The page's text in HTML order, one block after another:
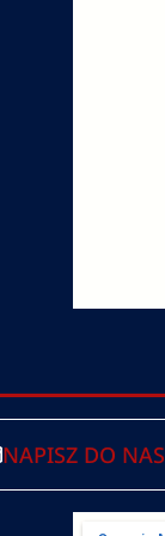
NAPISZ DO NAS